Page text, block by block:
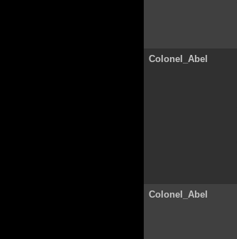
Colonel_Abel
Colonel_Abel